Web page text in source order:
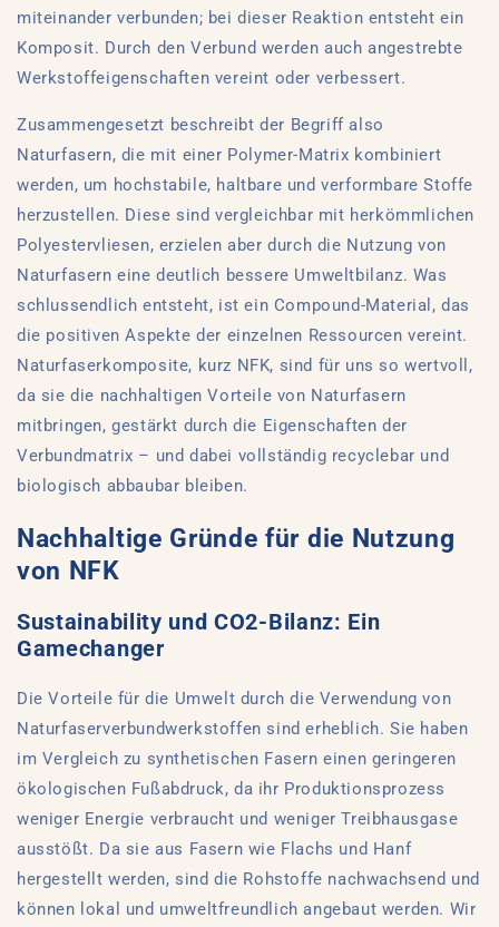
miteinander verbunden; bei dieser Reaktion entsteht ein
Komposit. Durch den Verbund werden auch angestrebte
Werkstoffeigenschaften vereint oder verbessert.
Zusammengesetzt beschreibt der Begriff also
Naturfasern, die mit einer Polymer-Matrix kombiniert
werden, um hochstabile, haltbare und verformbare Stoffe
herzustellen. Diese sind vergleichbar mit herkömmlichen
Polyestervliesen, erzielen aber durch die Nutzung von
Naturfasern eine deutlich bessere Umweltbilanz. Was
schlussendlich entsteht, ist ein Compound-Material, das
die positiven Aspekte der einzelnen Ressourcen vereint.
Naturfaserkomposite, kurz NFK, sind für uns so wertvoll,
da sie die nachhaltigen Vorteile von Naturfasern
mitbringen, gestärkt durch die Eigenschaften der
Verbundmatrix – und dabei vollständig recyclebar und
biologisch abbaubar bleiben.
Nachhaltige Gründe für die Nutzung
von NFK
Sustainability und CO2-Bilanz: Ein
Gamechanger
Die Vorteile für die Umwelt durch die Verwendung von
Naturfaserverbundwerkstoffen sind erheblich. Sie haben
im Vergleich zu synthetischen Fasern einen geringeren
ökologischen Fußabdruck, da ihr Produktionsprozess
weniger Energie verbraucht und weniger Treibhausgase
ausstößt. Da sie aus Fasern wie Flachs und Hanf
hergestellt werden, sind die Rohstoffe nachwachsend und
können lokal und umweltfreundlich angebaut werden. Wir